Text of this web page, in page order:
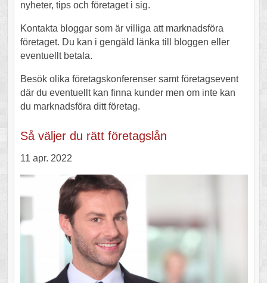
nyheter, tips och företaget i sig.
Kontakta bloggar som är villiga att marknadsföra
företaget. Du kan i gengäld länka till bloggen eller
eventuellt betala.
Besök olika företagskonferenser samt företagsevent
där du eventuellt kan finna kunder men om inte kan
du marknadsföra ditt företag.
Så väljer du rätt företagslån
11 apr. 2022